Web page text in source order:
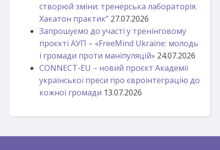
створюй зміни: тренерська лабораторія.
Хакатон практик” 27.07.2026
Запрошуємо до участі у тренінговому
проєкті АУП – «FreeMind Ukraine: молодь
і громади проти маніпуляцій» 24.07.2026
CONNECT-EU – новий проєкт Академії
української преси про євроінтеграцію до
кожної громади 13.07.2026